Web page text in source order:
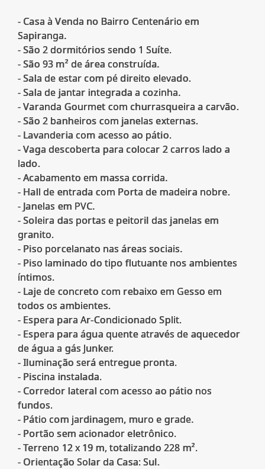
- Casa à Venda no Bairro Centenário em
Sapiranga.
- São 2 dormitórios sendo 1 Suíte.
- São 93 m² de área construída.
- Sala de estar com pé direito elevado.
- Sala de jantar integrada a cozinha.
- Varanda Gourmet com churrasqueira a carvão.
- São 2 banheiros com janelas externas.
- Lavanderia com acesso ao pátio.
- Vaga descoberta para colocar 2 carros lado a
lado.
- Acabamento em massa corrida.
- Hall de entrada com Porta de madeira nobre.
- Janelas em PVC.
- Soleira das portas e peitoril das janelas em
granito.
- Piso porcelanato nas áreas sociais.
- Piso laminado do tipo flutuante nos ambientes
íntimos.
- Laje de concreto com rebaixo em Gesso em
todos os ambientes.
- Espera para Ar-Condicionado Split.
- Espera para água quente através de aquecedor
de água a gás Junker.
- Iluminação será entregue pronta.
- Piscina instalada.
- Corredor lateral com acesso ao pátio nos
fundos.
- Pátio com jardinagem, muro e grade.
- Portão sem acionador eletrônico.
- Terreno 12 x 19 m, totalizando 228 m².
- Orientação Solar da Casa: Sul.